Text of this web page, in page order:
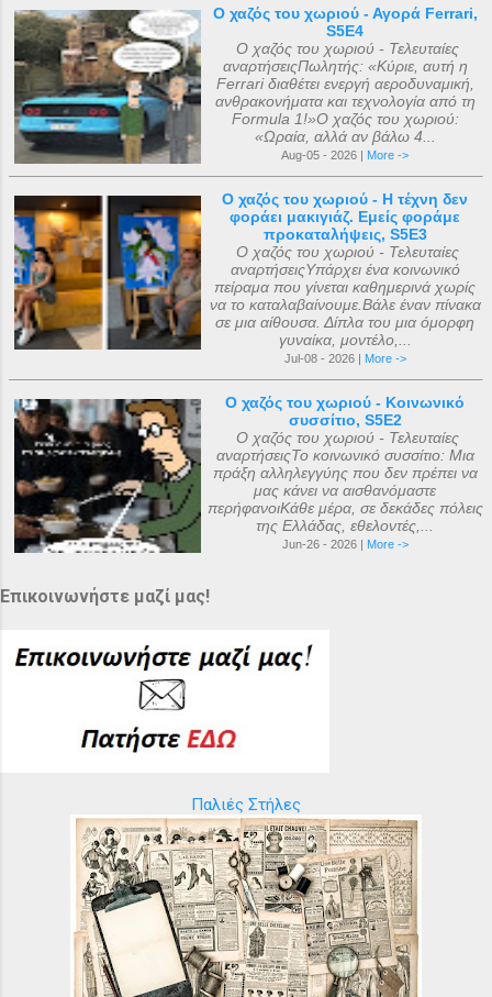
Ο χαζός του χωριού - Αγορά Ferrari,
S5E4
Ο χαζός του χωριού - Τελευταίες
αναρτήσειςΠωλητής: «Κύριε, αυτή η
Ferrari διαθέτει ενεργή αεροδυναμική,
ανθρακονήματα και τεχνολογία από τη
Formula 1!»Ο χαζός του χωριού:
«Ωραία, αλλά αν βάλω 4...
Aug-05 - 2026 | More ->
Ο χαζός του χωριού - Η τέχνη δεν
φοράει μακιγιάζ. Εμείς φοράμε
προκαταλήψεις, S5E3
Ο χαζός του χωριού - Τελευταίες
αναρτήσειςΥπάρχει ένα κοινωνικό
πείραμα που γίνεται καθημερινά χωρίς
να το καταλαβαίνουμε.Βάλε έναν πίνακα
σε μια αίθουσα. Δίπλα του μια όμορφη
γυναίκα, μοντέλο,...
Jul-08 - 2026 | More ->
Ο χαζός του χωριού - Κοινωνικό
συσσίτιο, S5E2
Ο χαζός του χωριού - Τελευταίες
αναρτήσειςΤο κοινωνικό συσσίτιο: Μια
πράξη αλληλεγγύης που δεν πρέπει να
μας κάνει να αισθανόμαστε
περήφανοιΚάθε μέρα, σε δεκάδες πόλεις
της Ελλάδας, εθελοντές,...
Jun-26 - 2026 | More ->
Επικοινωνήστε μαζί μας!
Παλιές Στήλες